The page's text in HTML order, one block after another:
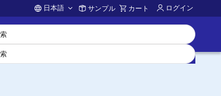
Account
日本語 サンプル カート ログイン